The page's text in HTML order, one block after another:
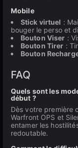
Mobile
Stick virtuel :
bouger le perso et
Bouton Viser :
Bouton Tirer :
Bouton
FAQ
Quels sont les
début ?
Dès votre première
Warfront OPS et
entamer les
redoutable.